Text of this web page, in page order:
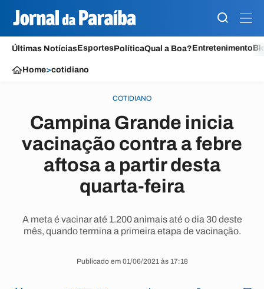
Últimas NotíciasEsportesPolíticaQual a Boa?Entretenimento
Home>cotidiano
COTIDIANO
Campina Grande inicia
vacinação contra a febre
aftosa a partir desta
quarta-feira
A meta é vacinar até 1.200 animais até o dia 30 deste
mês, quando termina a primeira etapa de vacinação.
Publicado em 01/06/2021 às 17:18